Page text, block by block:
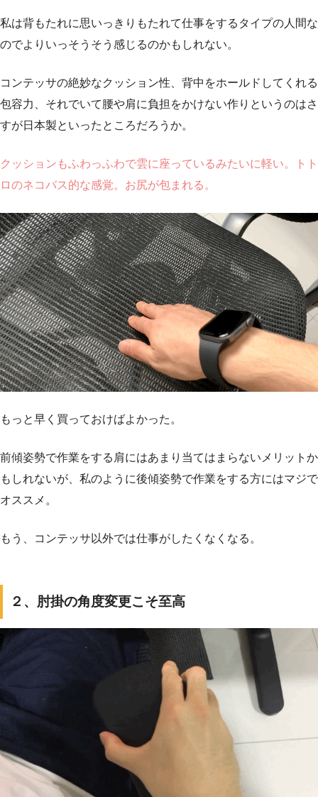
私は背もたれに思いっきりもたれて仕事をするタイプの人間な
のでよりいっそうそう感じるのかもしれない。
コンテッサの絶妙なクッション性、背中をホールドしてくれる
包容力、それでいて腰や肩に負担をかけない作りというのはさ
すが日本製といったところだろうか。
クッションもふわっふわで雲に座っているみたいに軽い。トト
ロのネコバス的な感覚。お尻が包まれる。
もっと早く買っておけばよかった。
前傾姿勢で作業をする肩にはあまり当てはまらないメリットか
もしれないが、私のように後傾姿勢で作業をする方にはマジで
オススメ。
もう、コンテッサ以外では仕事がしたくなくなる。
２、肘掛の角度変更こそ至高